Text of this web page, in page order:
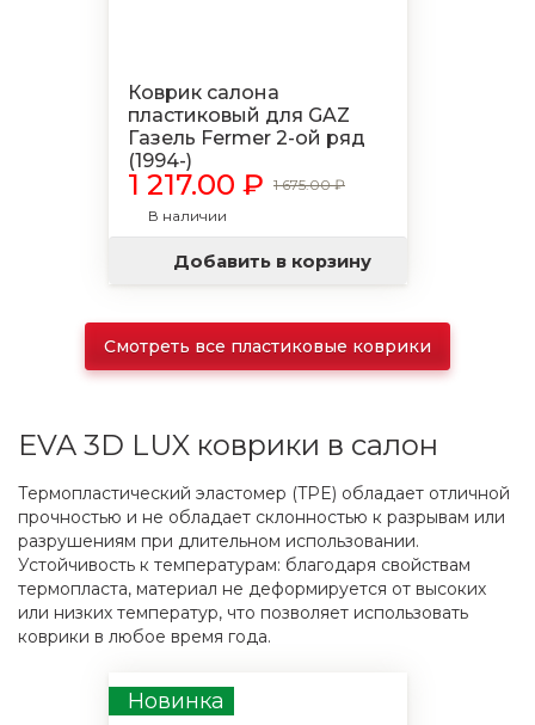
Коврик салона
пластиковый для GAZ
Газель Fermer 2-ой ряд
(1994-)
1 217.00 ₽ 1 675.00 ₽
В наличии
Добавить в корзину
Смотреть все пластиковые коврики
EVA 3D LUX коврики в салон
Термопластический эластомер (TPE) обладает отличной
прочностью и не обладает склонностью к разрывам или
разрушениям при длительном использовании.
Устойчивость к температурам: благодаря свойствам
термопласта, материал не деформируется от высоких
или низких температур, что позволяет использовать
коврики в любое время года.
Новинка